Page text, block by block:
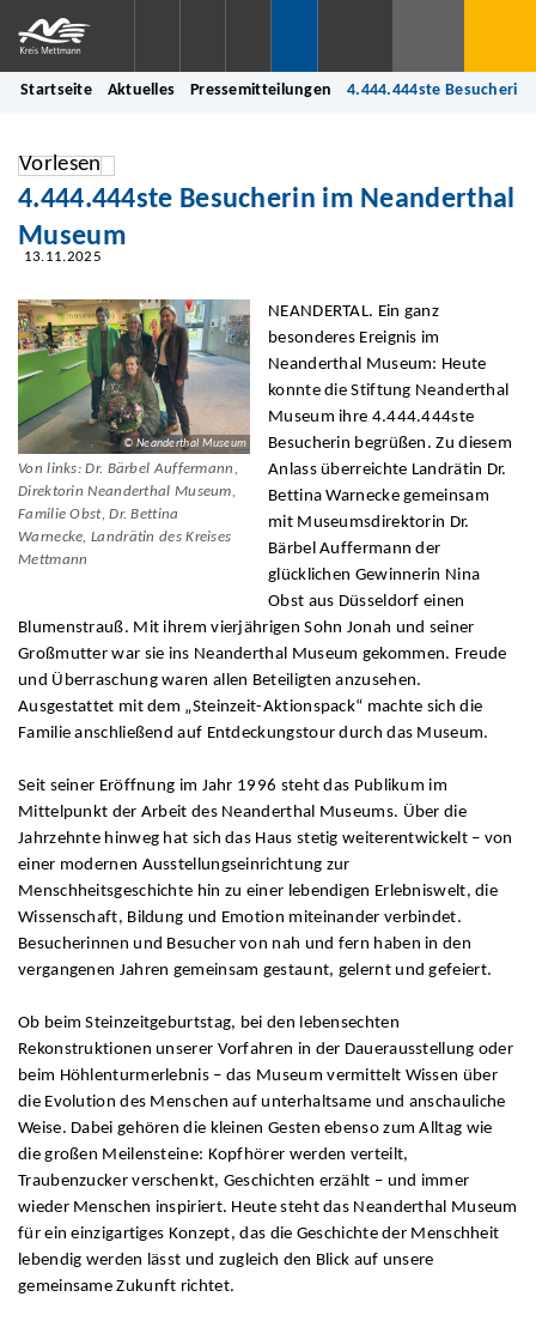
Startseite Aktuelles Pressemitteilungen 4.444.444ste Besucherin
Vorlesen
4.444.444ste Besucherin im Neanderthal
Museum
13.11.2025
© Neanderthal Museum
Von links: Dr. Bärbel Auffermann,
Direktorin Neanderthal Museum,
Familie Obst, Dr. Bettina
Warnecke, Landrätin des Kreises
Mettmann
NEANDERTAL. Ein ganz
besonderes Ereignis im
Neanderthal Museum: Heute
konnte die Stiftung Neanderthal
Museum ihre 4.444.444ste
Besucherin begrüßen. Zu diesem
Anlass überreichte Landrätin Dr.
Bettina Warnecke gemeinsam
mit Museumsdirektorin Dr.
Bärbel Auffermann der
glücklichen Gewinnerin Nina
Obst aus Düsseldorf einen
Blumenstrauß. Mit ihrem vierjährigen Sohn Jonah und seiner
Großmutter war sie ins Neanderthal Museum gekommen. Freude
und Überraschung waren allen Beteiligten anzusehen.
Ausgestattet mit dem „Steinzeit-Aktionspack“ machte sich die
Familie anschließend auf Entdeckungstour durch das Museum.
Seit seiner Eröffnung im Jahr 1996 steht das Publikum im
Mittelpunkt der Arbeit des Neanderthal Museums. Über die
Jahrzehnte hinweg hat sich das Haus stetig weiterentwickelt – von
einer modernen Ausstellungseinrichtung zur
Menschheitsgeschichte hin zu einer lebendigen Erlebniswelt, die
Wissenschaft, Bildung und Emotion miteinander verbindet.
Besucherinnen und Besucher von nah und fern haben in den
vergangenen Jahren gemeinsam gestaunt, gelernt und gefeiert.
Ob beim Steinzeitgeburtstag, bei den lebensechten
Rekonstruktionen unserer Vorfahren in der Dauerausstellung oder
beim Höhlenturmerlebnis – das Museum vermittelt Wissen über
die Evolution des Menschen auf unterhaltsame und anschauliche
Weise. Dabei gehören die kleinen Gesten ebenso zum Alltag wie
die großen Meilensteine: Kopfhörer werden verteilt,
Traubenzucker verschenkt, Geschichten erzählt – und immer
wieder Menschen inspiriert. Heute steht das Neanderthal Museum
für ein einzigartiges Konzept, das die Geschichte der Menschheit
lebendig werden lässt und zugleich den Blick auf unsere
gemeinsame Zukunft richtet.